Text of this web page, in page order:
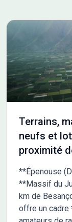
Terrains,
neufs et
proximité
**Épenouse
**Massif du
km de
offre un cadre